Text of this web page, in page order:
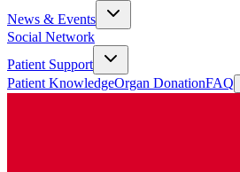
News & Events
Social Network
Patient Support
Patient KnowledgeOrgan DonationFAQ